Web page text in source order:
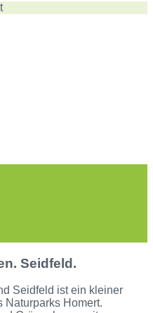
Seidfeld.
Seidfeld ist ein kleiner
Naturparks Homert.